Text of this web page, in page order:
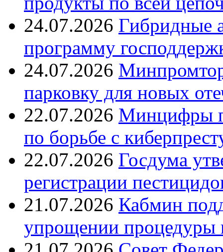
24.07.2026 Гибридные
программу
24.07.2026
парковку для новых
22.07.2026 Минцифры
по борьбе с
22.07.2026 Госдума
регистрации
21.07.2026 Кабмин
упрощении процедуры